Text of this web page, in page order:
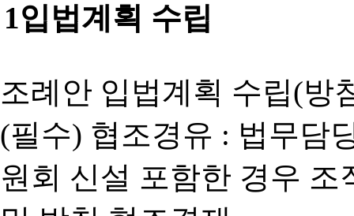
1입법계획 수립
조례안 입법계획 수립(방
(필수) 협조경유 : 법무담
원회 신설 포함한 경우